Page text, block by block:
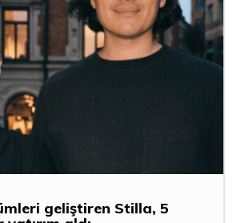
geliştiren Stilla, 5